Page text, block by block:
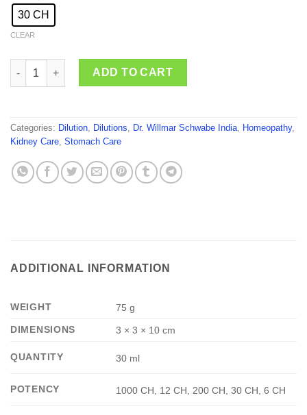
30 CH
CLEAR
Dr. Willmar Schwabe India Zingiber Officinale quantity
ADD TO CART
Categories: Dilution, Dilutions, Dr. Willmar Schwabe India, Homeopathy,
Kidney Care, Stomach Care
ADDITIONAL INFORMATION
WEIGHT
75 g
DIMENSIONS
3 × 3 × 10 cm
QUANTITY 30 ml
POTENCY 1000 CH, 12 CH, 200 CH, 30 CH, 6 CH